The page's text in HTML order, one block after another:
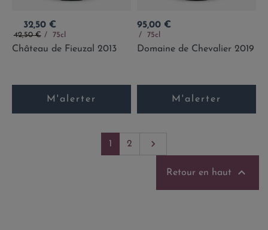
Prix
32,50 €
Prix de base
42,50 € 75cl
Château de Fieuzal 2013
M'alerter
Prix
95,00 €
75cl
Domaine de Chevalier 2019
M'alerter
1 2 Suivant

Retour en haut 